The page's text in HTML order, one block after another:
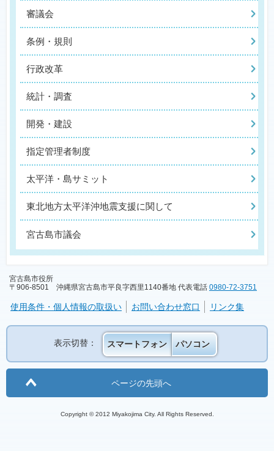
審議会
条例・規則
行政改革
統計・調査
開発・建設
指定管理者制度
太平洋・島サミット
東北地方太平洋沖地震支援に関して
宮古島市議会
宮古島市役所
〒906-8501 沖縄県宮古島市平良字西里1140番地 代表電話 0980-72-3751
使用条件・個人情報の取扱い お問い合わせ窓口 リンク集
表示切替： スマートフォン パソコン
ページの先頭へ
Copyright © 2012 Miyakojima City. All Rights Reserved.